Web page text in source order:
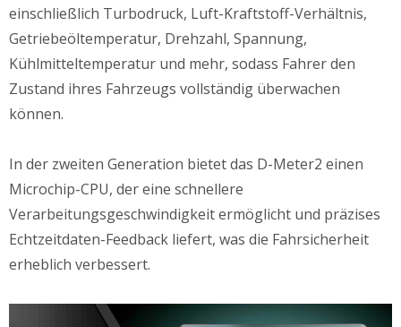
einschließlich Turbodruck, Luft-Kraftstoff-Verhältnis,
Getriebeöltemperatur, Drehzahl, Spannung,
Kühlmitteltemperatur und mehr, sodass Fahrer den
Zustand ihres Fahrzeugs vollständig überwachen
können.
In der zweiten Generation bietet das D-Meter2 einen
Microchip-CPU, der eine schnellere
Verarbeitungsgeschwindigkeit ermöglicht und präzises
Echtzeitdaten-Feedback liefert, was die Fahrsicherheit
erheblich verbessert.